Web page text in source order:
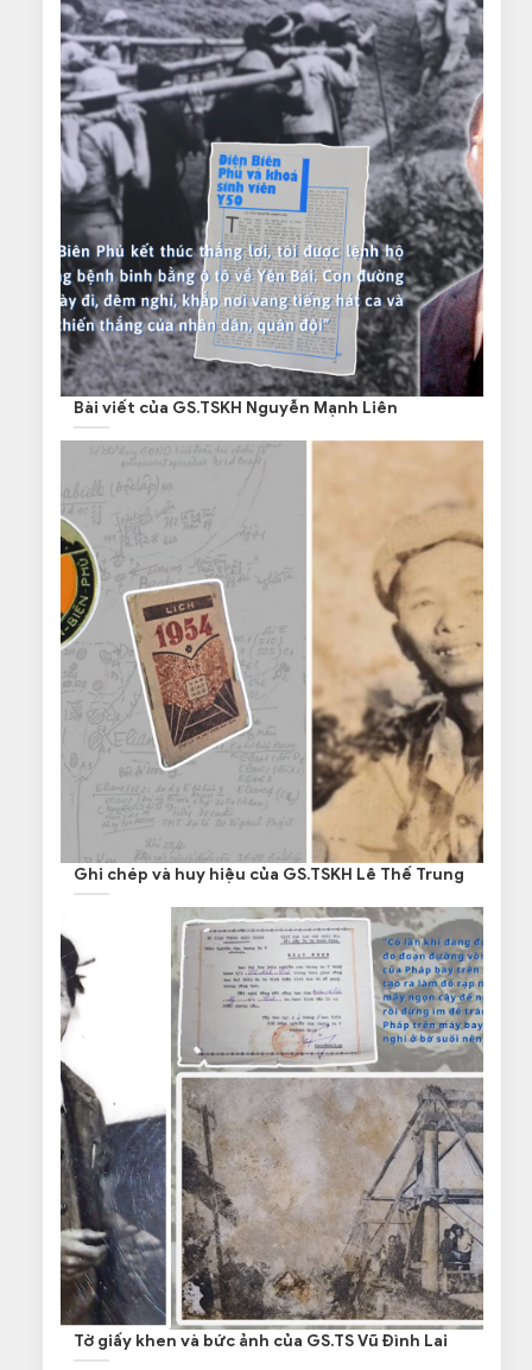
Bài viết của GS.TSKH Nguyễn Mạnh Liên
Ghi chép và huy hiệu của GS.TSKH Lê Thế Trung
Tờ giấy khen và bức ảnh của GS.TS Vũ Đình Lai